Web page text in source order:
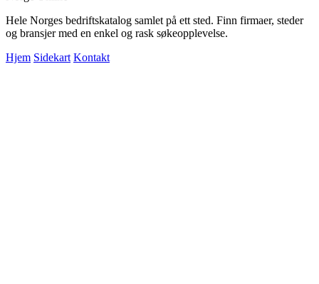
Hele Norges bedriftskatalog samlet på ett sted. Finn firmaer, steder
og bransjer med en enkel og rask søkeopplevelse.
Hjem Sidekart Kontakt